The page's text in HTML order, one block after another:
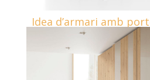
Idea d’armari amb